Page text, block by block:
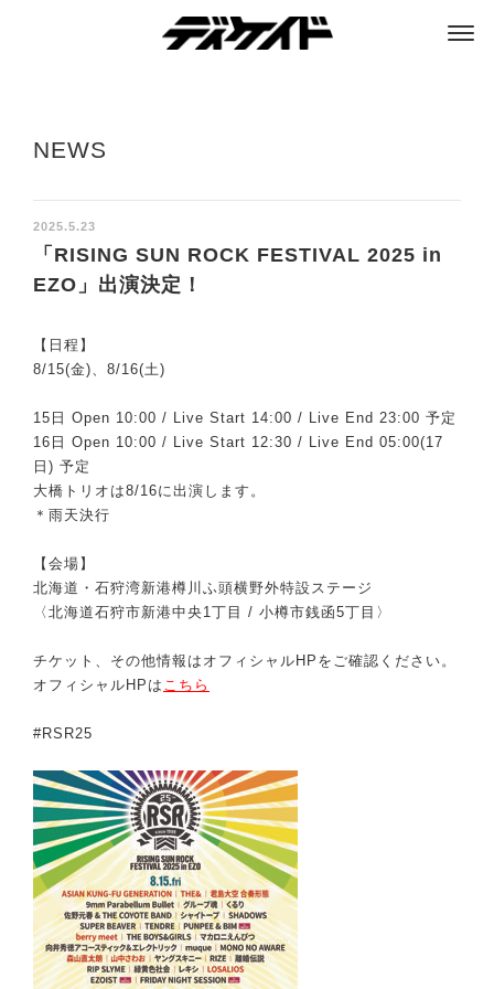
NEWS
2025.5.23
「RISING SUN ROCK FESTIVAL 2025 in
EZO」出演決定！
【日程】
8/15(金)、8/16(土)
15日 Open 10:00 / Live Start 14:00 / Live End 23:00 予定
16日 Open 10:00 / Live Start 12:30 / Live End 05:00(17
日) 予定
大橋トリオは8/16に出演します。
＊雨天決行
【会場】
北海道・石狩湾新港樽川ふ頭横野外特設ステージ
〈北海道石狩市新港中央1丁目 / 小樽市銭函5丁目〉
チケット、その他情報はオフィシャルHPをご確認ください。
オフィシャルHPは こちら
#RSR25